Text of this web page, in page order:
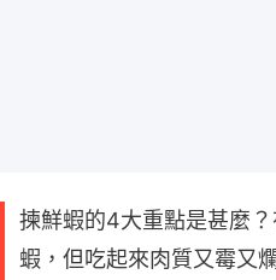
揀鮮蝦的4大重點是甚麼
蝦，但吃起來肉質又霉又